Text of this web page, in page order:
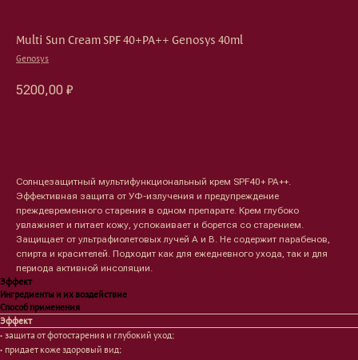
Multi Sun Cream SPF 40+PA++ Genosys 40ml
Genosys
5200,00 ₽
Солнцезащитный мультифункциональный крем SPF40+ PA++.
Эффективная защита от УФ-излучения и предупреждение
преждевременного старения в одном препарате. Крем глубоко
увлажняет и питает кожу, успокаивает и борется со старением.
Защищает от ультрафиолетовых лучей A и B. Не содержит парабенов,
спирта и красителей. Подходит как для ежедневного ухода, так и для
периода активной инсоляции.
Эффект
Ингредиенты и их воздействие
Способ применения
Эффект
• защита от фотостарения и глубокий уход;
• придает коже здоровый вид;